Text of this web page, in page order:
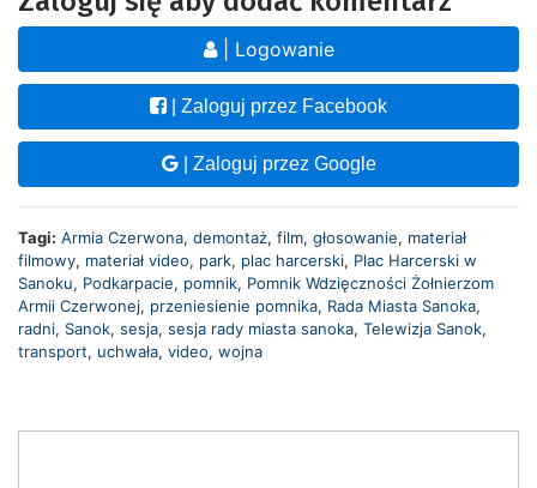
| Logowanie
| Zaloguj przez Facebook
| Zaloguj przez Google
Tagi: Armia Czerwona, demontaż, film, głosowanie, materiał
filmowy, materiał video, park, plac harcerski, Plac Harcerski w
Sanoku, Podkarpacie, pomnik, Pomnik Wdzięczności Żołnierzom
Armii Czerwonej, przeniesienie pomnika, Rada Miasta Sanoka,
radni, Sanok, sesja, sesja rady miasta sanoka, Telewizja Sanok,
transport, uchwała, video, wojna